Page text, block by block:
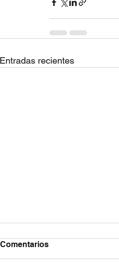
Entradas recientes
Comentarios